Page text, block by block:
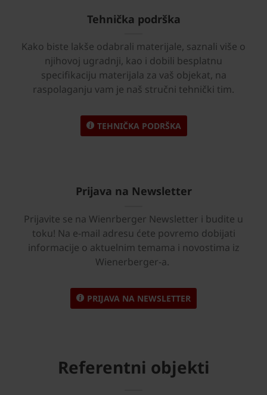
Tehnička podrška
Kako biste lakše odabrali materijale, saznali više o
njihovoj ugradnji, kao i dobili besplatnu
specifikaciju materijala za vaš objekat, na
raspolaganju vam je naš stručni tehnički tim.
TEHNIČKA PODRŠKA
Prijava na Newsletter
Prijavite se na Wienrberger Newsletter i budite u
toku! Na e-mail adresu ćete povremo dobijati
informacije o aktuelnim temama i novostima iz
Wienerberger-a.
PRIJAVA NA NEWSLETTER
Referentni objekti